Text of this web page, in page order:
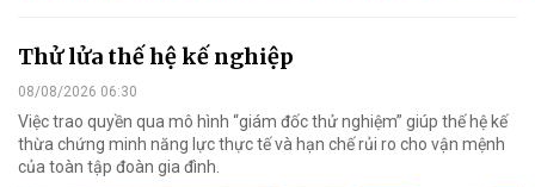
Thử lửa thế hệ kế nghiệp
08/08/2026 06:30
Việc trao quyền qua mô hình “giám đốc thử nghiệm” giúp thế hệ kế
thừa chứng minh năng lực thực tế và hạn chế rủi ro cho vận mệnh
của toàn tập đoàn gia đình.